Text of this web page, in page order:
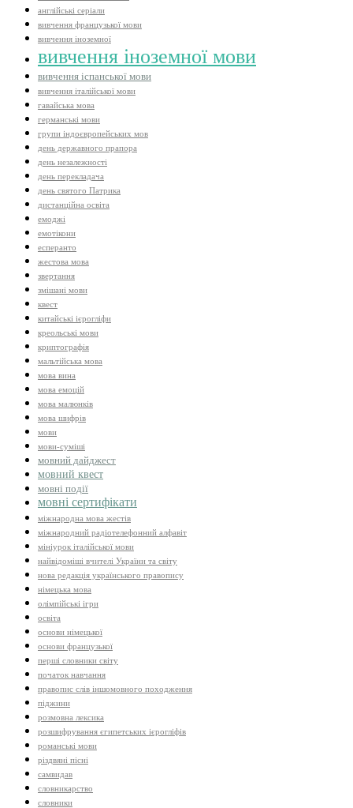
англійські серіали
вивчення французької мови
вивчення іноземної
вивчення іноземної мови
вивчення іспанської мови
вивчення італійської мови
гавайська мова
германські мови
групи індоєвропейських мов
день державного прапора
день незалежності
день перекладача
день святого Патрика
дистанційна освіта
емоджі
емотікони
есперанто
жестова мова
звертання
змішані мови
квест
китайські ієрогліфи
креольські мови
криптографія
мальтійська мова
мова вина
мова емоцій
мова малюнків
мова шифрів
мови
мови-суміші
мовний дайджест
мовний квест
мовні події
мовні сертифікати
міжнародна мова жестів
міжнародний радіотелефонний алфавіт
мініурок італійської мови
найвідоміші вчителі України та світу
нова редакція українського правопису
німецька мова
олімпійські ігри
освіта
основи німецької
основи французької
перші словники світу
початок навчання
правопис слів іншомовного походження
піджини
розмовна лексика
розшифрування єгипетських ієрогліфів
романські мови
різдвяні пісні
самвидав
словникарство
словники